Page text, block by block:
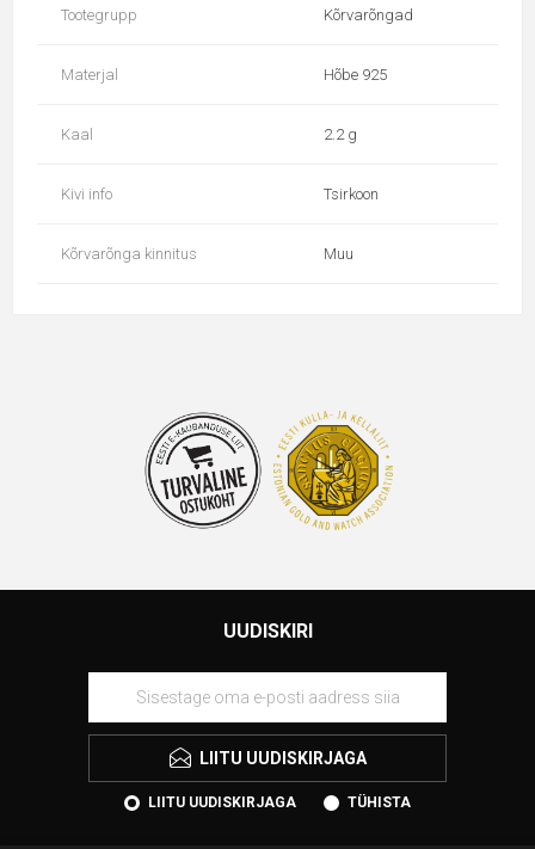
Tootegrupp Kõrvarõngad
Materjal Hõbe 925
Kaal 2.2 g
Kivi info Tsirkoon
Kõrvarõnga kinnitus Muu
UUDISKIRI
LIITU UUDISKIRJAGA
LIITU UUDISKIRJAGA TÜHISTA